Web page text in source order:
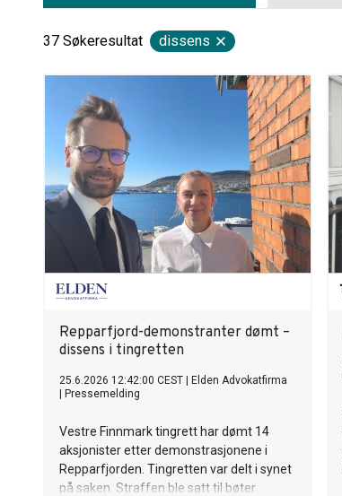
37 Søkeresultat dissens
Repparfjord-demonstranter dømt –
dissens i tingretten
25.6.2026 12:42:00 CEST
Elden Advokatfirma
Pressemelding
Vestre Finnmark tingrett har dømt 14
aksjonister etter demonstrasjonene i
Repparfjorden. Tingretten var delt i synet
på saken. Straffen ble satt til bøter